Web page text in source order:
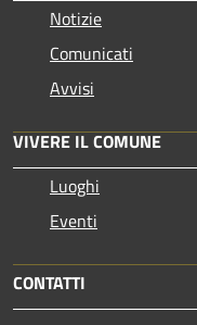
Notizie
Comunicati
Avvisi
VIVERE IL COMUNE
Luoghi
Eventi
CONTATTI